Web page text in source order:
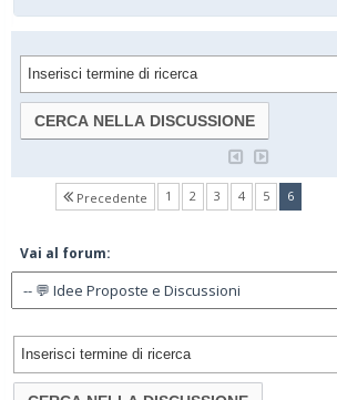
Precedente 1 2 3 4 5 6(current)
Vai al forum: